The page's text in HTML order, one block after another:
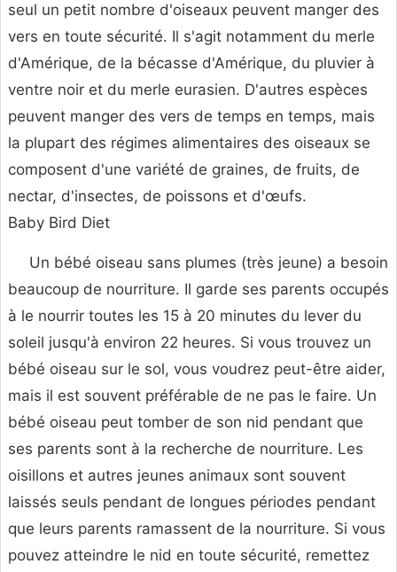
seul un petit nombre d'oiseaux peuvent manger des
vers en toute sécurité. Il s'agit notamment du merle
d'Amérique, de la bécasse d'Amérique, du pluvier à
ventre noir et du merle eurasien. D'autres espèces
peuvent manger des vers de temps en temps, mais
la plupart des régimes alimentaires des oiseaux se
composent d'une variété de graines, de fruits, de
nectar, d'insectes, de poissons et d'œufs.
Baby Bird Diet
Un bébé oiseau sans plumes (très jeune) a besoin
beaucoup de nourriture. Il garde ses parents occupés
à le nourrir toutes les 15 à 20 minutes du lever du
soleil jusqu'à environ 22 heures. Si vous trouvez un
bébé oiseau sur le sol, vous voudrez peut-être aider,
mais il est souvent préférable de ne pas le faire. Un
bébé oiseau peut tomber de son nid pendant que
ses parents sont à la recherche de nourriture. Les
oisillons et autres jeunes animaux sont souvent
laissés seuls pendant de longues périodes pendant
que leurs parents ramassent de la nourriture. Si vous
pouvez atteindre le nid en toute sécurité, remettez